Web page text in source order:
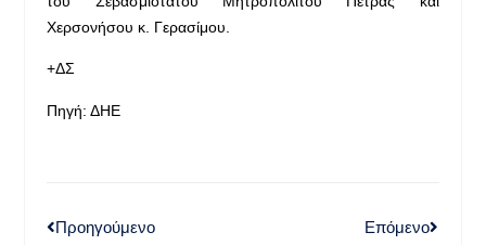
Χερσονήσου κ. Γερασίμου.
+ΔΣ
Πηγή: ΔΗΕ
Προηγούμενο Επόμενο